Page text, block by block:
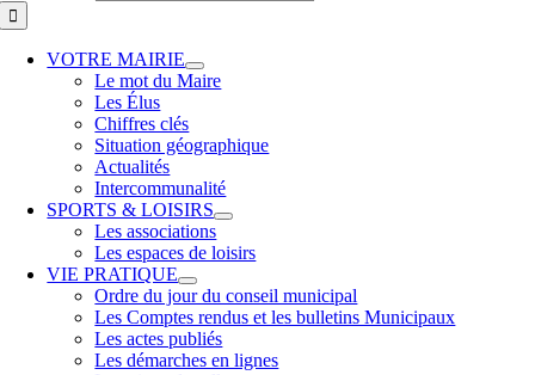
VOTRE MAIRIE
Le mot du Maire
Les Élus
Chiffres clés
Situation géographique
Actualités
Intercommunalité
SPORTS & LOISIRS
Les associations
Les espaces de loisirs
VIE PRATIQUE
Ordre du jour du conseil municipal
Les Comptes rendus et les bulletins Municipaux
Les actes publiés
Les démarches en lignes